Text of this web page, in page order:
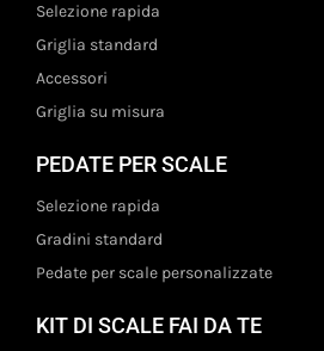
Selezione rapida
Griglia standard
Accessori
Griglia su misura
PEDATE PER SCALE
Selezione rapida
Gradini standard
Pedate per scale personalizzate
KIT DI SCALE FAI DA TE